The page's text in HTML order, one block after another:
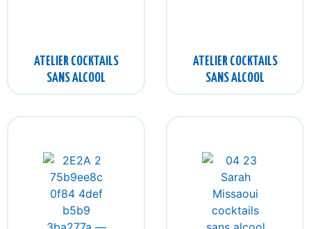
ATELIER COCKTAILS
SANS ALCOOL
ATELIER COCKTAILS
SANS ALCOOL